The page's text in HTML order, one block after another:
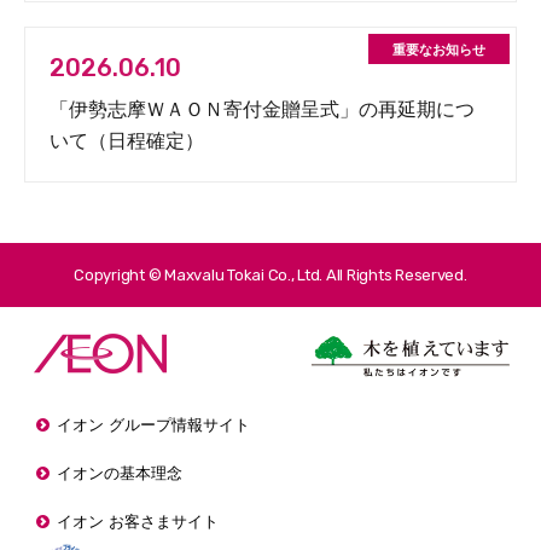
2026.06.10
「伊勢志摩ＷＡＯＮ寄付金贈呈式」の再延期につ
いて（日程確定）
Copyright © Maxvalu Tokai Co., Ltd. All Rights Reserved.
イオン グループ情報サイト
イオンの基本理念
イオン お客さまサイト